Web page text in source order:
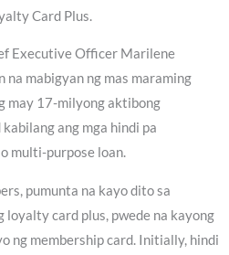
Card Plus.
Executive Officer Marilene
na mabigyan ng mas maraming
may 17-milyong aktibong
ang mga hindi pa
multi-purpose loan.
pumunta na kayo dito sa
loyalty card plus, pwede na kayong
ng membership card. Initially, hindi